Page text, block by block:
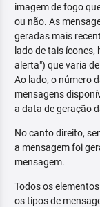
imagem de fogo
ou não. As
geradas mais
lado de tais
alerta") que varia
Ao lado, o número
mensagens
a data de geração
No canto direito,
a mensagem foi
mensagem.
Todos os
os tipos de